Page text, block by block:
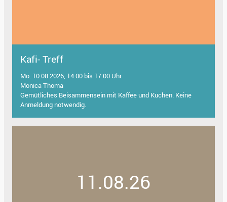
Kafi- Treff
Mo. 10.08.2026, 14.00 bis 17.00 Uhr
Monica Thoma
Gemütliches Beisammensein mit Kaffee und Kuchen. Keine
Anmeldung notwendig.
11.08.26